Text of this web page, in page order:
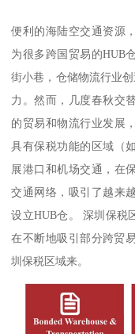
便利的海陆空交通资源
为很多跨国贸易的HUB
街小巷，仓储物流行业
力。然而，几度春秋交
的贸易和物流行业发展
具有保税功能的区域（
展港口和机场交通，在
交通网络，吸引了越来
设立HUB仓。 深圳保税
在不断地吸引部分跨贸
圳保税区域来。